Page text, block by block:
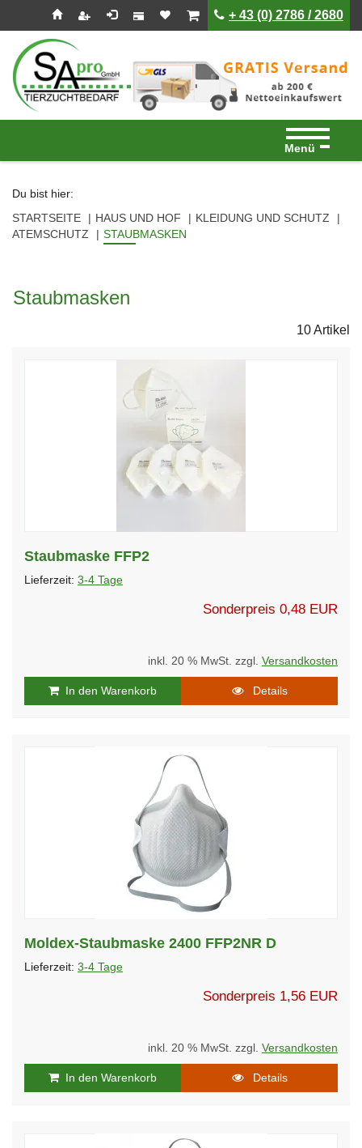
Seitenebreiche:
ist leerist leer+ 43 (0) 2786 / 2680
Menü
Du bist hier:
STARTSEITE
HAUS UND HOF
KLEIDUNG UND SCHUTZ
ATEMSCHUTZ
STAUBMASKEN
Staubmasken
10 Artikel
Staubmaske FFP2
Lieferzeit: 3-4 Tage
Sonderpreis 0,48 EUR
inkl. 20 % MwSt. zzgl. Versandkosten
In den Warenkorb Details
Moldex-Staubmaske 2400 FFP2NR D
Lieferzeit: 3-4 Tage
Sonderpreis 1,56 EUR
inkl. 20 % MwSt. zzgl. Versandkosten
In den Warenkorb Details